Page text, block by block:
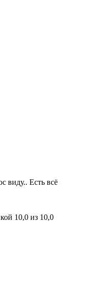
виду.. Есть всё
10,0 из 10,0